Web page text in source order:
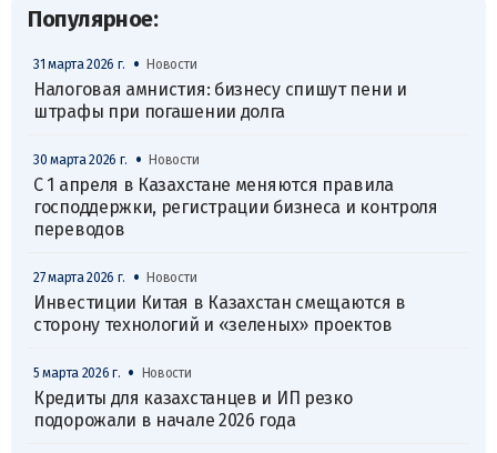
Популярное:
31 марта 2026 г. • Новости
Налоговая амнистия: бизнесу спишут пени и
штрафы при погашении долга
30 марта 2026 г. • Новости
С 1 апреля в Казахстане меняются правила
господдержки, регистрации бизнеса и контроля
переводов
27 марта 2026 г. • Новости
Инвестиции Китая в Казахстан смещаются в
сторону технологий и «зеленых» проектов
5 марта 2026 г. • Новости
Кредиты для казахстанцев и ИП резко
подорожали в начале 2026 года